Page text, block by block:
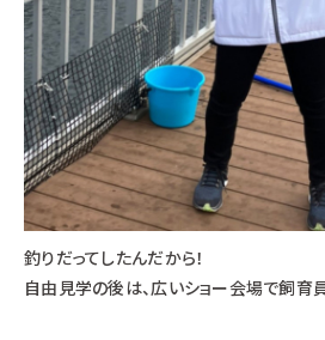
釣りだってしたんだから！
自由見学の後は、広いショー会場で飼育